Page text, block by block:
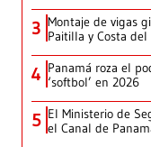
3 Montaje de vigas
Paitilla y Costa del
4 Panamá roza el
‘softbol’ en 2026
5 El Ministerio de
el Canal de